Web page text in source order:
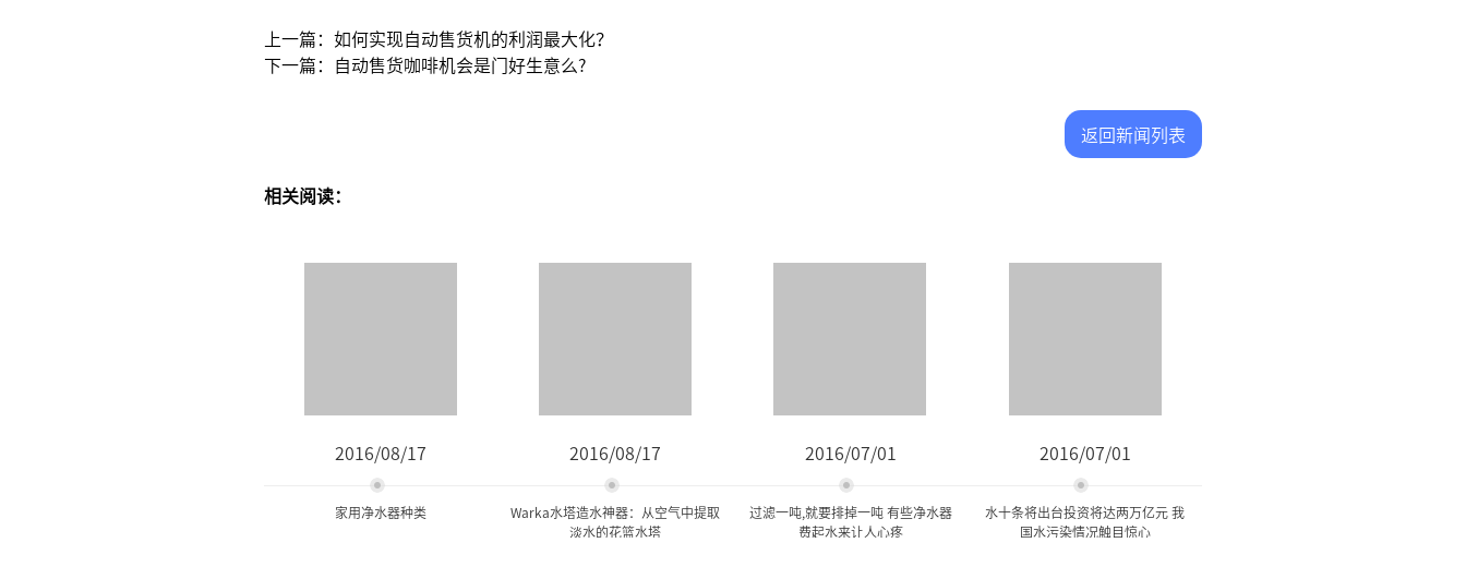
上一篇：如何实现自动售货机的利润最大化？
下一篇：自动售货咖啡机会是门好生意么?
返回新闻列表
相关阅读：
2016/08/17
家用净水器种类
2016/08/17
Warka水塔造水神器：从空气中提取
淡水的花篮水塔
2016/07/01
过滤一吨,就要排掉一吨 有些净水器
费起水来让人心疼
2016/07/01
水十条将出台投资将达两万亿元 我
国水污染情况触目惊心